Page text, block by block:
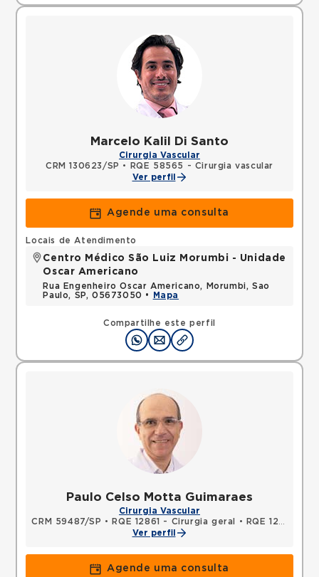
Marcelo Kalil Di Santo
Cirurgia Vascular
CRM 130623/SP •
RQE 58565 - Cirurgia vascular
Ver perfil
Agende uma consulta
Compartilhe este perfil
Locais de Atendimento
Centro Médico São Luiz Morumbi - Unidade
Oscar Americano
Rua Engenheiro Oscar Americano, Morumbi, Sao
Paulo, SP, 05673050 •
Mapa
Paulo Celso Motta Guimaraes
Cirurgia Vascular
CRM 59487/SP • RQE 12861 - Cirurgia geral •
RQE 12980 - Cirurgia vascular
Ver perfil
Agende uma consulta